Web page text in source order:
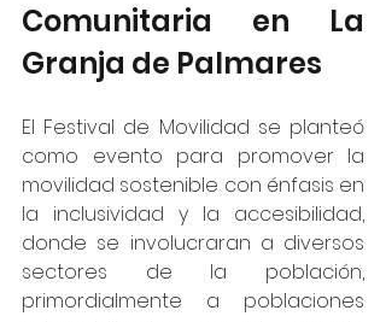
Comunitaria en La
Granja de Palmares
El Festival de Movilidad se planteó
como evento para promover la
movilidad sostenible con énfasis en
la inclusividad y la accesibilidad,
donde se involucraran a diversos
sectores de la población,
primordialmente a poblaciones